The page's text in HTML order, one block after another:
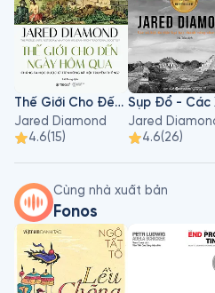
Thế Giới Cho Đến Ngày Hôm Qua
Jared Diamond
4.6(15)
Jared
4.6(26)
Cùng nhà xuất bản
Fonos